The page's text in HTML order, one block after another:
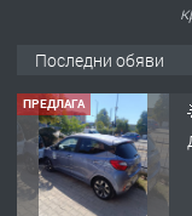
Последни обяви
ПРЕДЛАГА